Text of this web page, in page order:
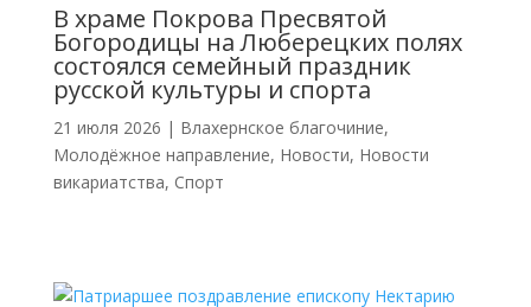
В храме Покрова Пресвятой
Богородицы на Люберецких полях
состоялся семейный праздник
русской культуры и спорта
21 июля 2026 | Влахернское благочиние,
Молодёжное направление, Новости, Новости
викариатства, Спорт